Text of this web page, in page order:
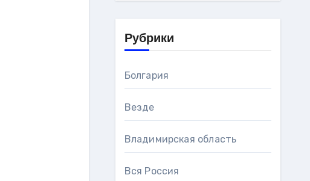
Рубрики
Болгария
Везде
Владимирская область
Вся Россия